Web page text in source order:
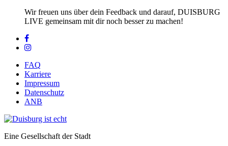
Wir freuen uns über dein Feedback und darauf, DUISBURG
LIVE gemeinsam mit dir noch besser zu machen!
FAQ
Karriere
Impressum
Datenschutz
ANB
Eine Gesellschaft der Stadt